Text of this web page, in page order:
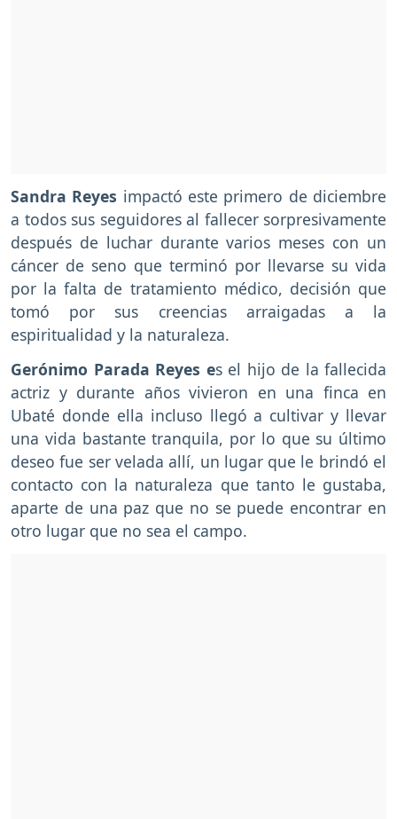
Sandra Reyes impactó este primero de diciembre
a todos sus seguidores al fallecer sorpresivamente
después de luchar durante varios meses con un
cáncer de seno que terminó por llevarse su vida
por la falta de tratamiento médico, decisión que
tomó por sus creencias arraigadas a la
espiritualidad y la naturaleza.
Gerónimo Parada Reyes es el hijo de la fallecida
actriz y durante años vivieron en una finca en
Ubaté donde ella incluso llegó a cultivar y llevar
una vida bastante tranquila, por lo que su último
deseo fue ser velada allí, un lugar que le brindó el
contacto con la naturaleza que tanto le gustaba,
aparte de una paz que no se puede encontrar en
otro lugar que no sea el campo.